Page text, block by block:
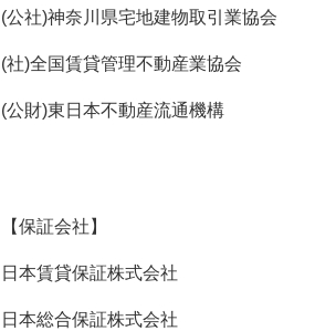
(公社)神奈川県宅地建物取引業協会
(社)全国賃貸管理不動産業協会
(公財)東日本不動産流通機構
【保証会社】
日本賃貸保証株式会社
日本総合保証株式会社